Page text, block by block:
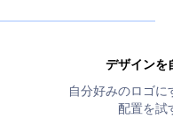
デザインを
自分好みのロゴに
配置を試